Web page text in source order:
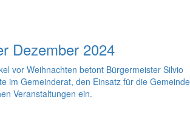
Dezember 2024
vor Weihnachten betont Bürgermeister Silvio
im Gemeinderat, den Einsatz für die Gemeinde
Veranstaltungen ein.